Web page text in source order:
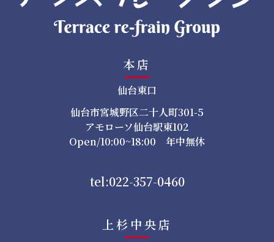
本店
仙台東口
仙台市宮城野区二十人町301-5
アモローソ仙台駅東102
Open/10:00~18:00 年中無休
tel:022-357-0460
上杉中央店